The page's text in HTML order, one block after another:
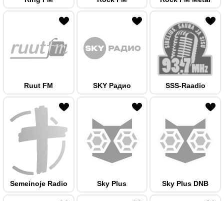
Ruut FM SKY Радио SSS-Raadio
Semeinoje Radio Sky Plus Sky Plus DNB